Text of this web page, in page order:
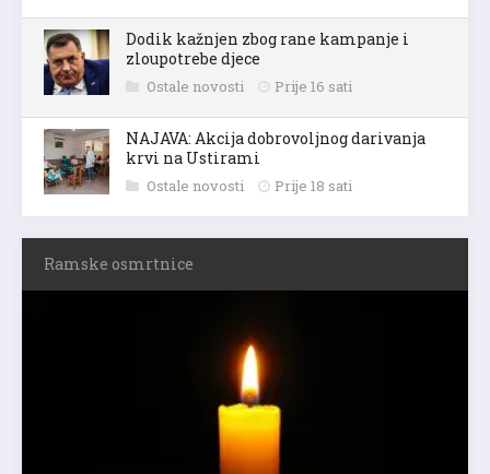
Dodik kažnjen zbog rane kampanje i
zloupotrebe djece
Ostale novosti Prije 16 sati
NAJAVA: Akcija dobrovoljnog darivanja
krvi na Ustirami
Ostale novosti Prije 18 sati
Ramske osmrtnice